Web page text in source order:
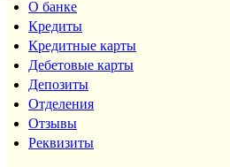
О банке
Кредиты
Кредитные карты
Дебетовые карты
Депозиты
Отделения
Отзывы
Реквизиты